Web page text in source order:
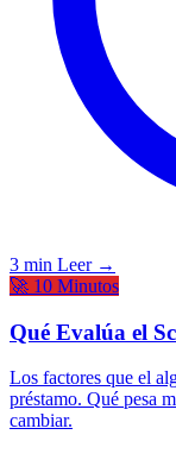
3 min Leer →
🚀 10 Minutos
Qué Evalúa el
Los factores que el
préstamo. Qué pesa
cambiar.